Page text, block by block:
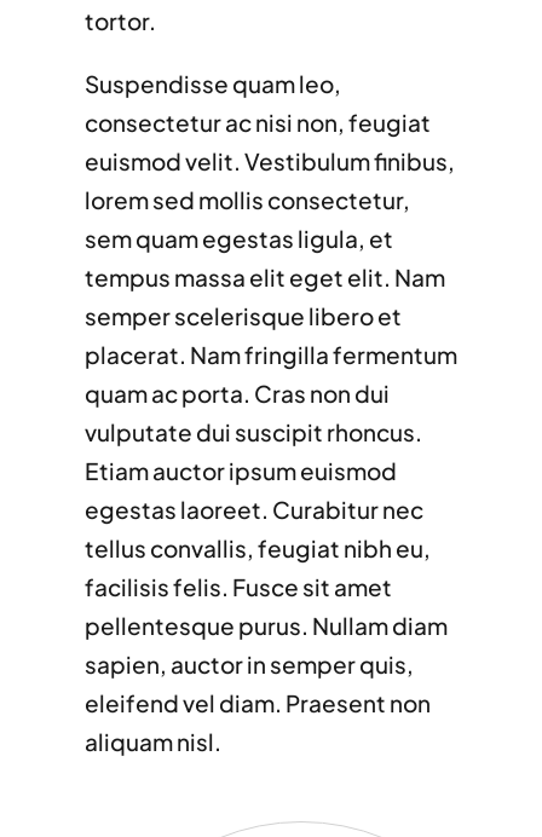
tortor.
Suspendisse quam leo,
consectetur ac nisi non, feugiat
euismod velit. Vestibulum finibus,
lorem sed mollis consectetur,
sem quam egestas ligula, et
tempus massa elit eget elit. Nam
semper scelerisque libero et
placerat. Nam fringilla fermentum
quam ac porta. Cras non dui
vulputate dui suscipit rhoncus.
Etiam auctor ipsum euismod
egestas laoreet. Curabitur nec
tellus convallis, feugiat nibh eu,
facilisis felis. Fusce sit amet
pellentesque purus. Nullam diam
sapien, auctor in semper quis,
eleifend vel diam. Praesent non
aliquam nisl.